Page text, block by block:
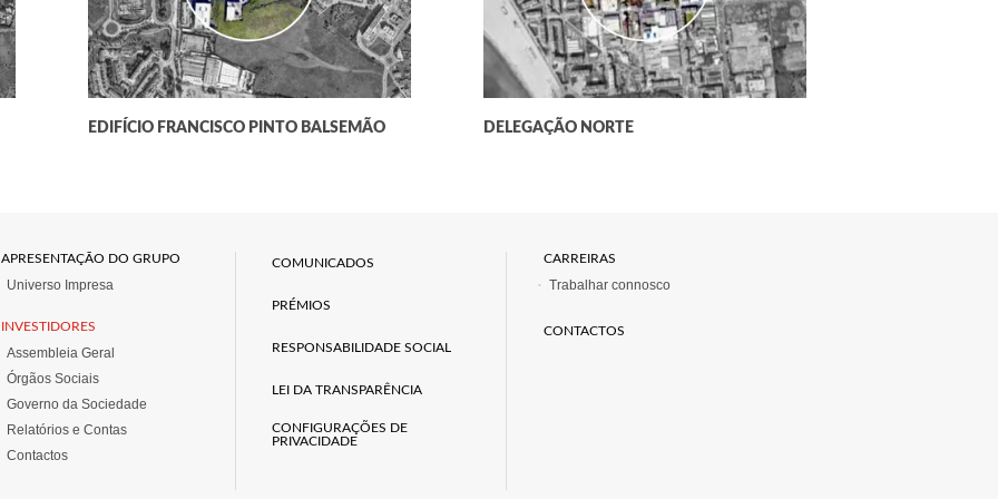
EDIFÍCIO FRANCISCO PINTO BALSEMÃO DELEGAÇÃO NORTE
APRESENTAÇÃO DO GRUPO
Universo Impresa
INVESTIDORES
Assembleia Geral
Órgãos Sociais
Governo da Sociedade
Relatórios e Contas
Contactos
COMUNICADOS
PRÉMIOS
RESPONSABILIDADE SOCIAL
LEI DA TRANSPARÊNCIA
CONFIGURAÇÕES DE
PRIVACIDADE
CARREIRAS
Trabalhar connosco
CONTACTOS